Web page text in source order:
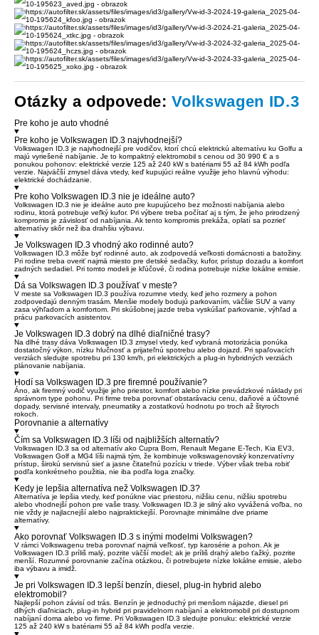
Otázky a odpovede:Volkswagen ID.3
Pre koho je auto vhodné
Pre koho je Volkswagen ID.3 najvhodnejší?
Volkswagen ID.3 je najvhodnejší pre vodičov, ktorí chcú elektrickú alternatívu ku Golfu a
majú vyriešené nabíjanie. Je to kompaktný elektromobil s cenou od 30 990 € a s
ponukou pohonov: elektrické verzie 125 až 240 kW s batériami 55 až 84 kWh podľa
verzie. Najväčší zmysel dáva vtedy, keď kupujúci reálne využije jeho hlavnú výhodu:
elektrické dochádzanie.
Pre koho Volkswagen ID.3 nie je ideálne auto?
Volkswagen ID.3 nie je ideálne auto pre kupujúceho bez možnosti nabíjania alebo
rodinu, ktorá potrebuje veľký kufor. Pri výbere treba počítať aj s tým, že jeho prirodzený
kompromis je závislosť od nabíjania. Ak tento kompromis prekáža, oplatí sa pozrieť
alternatívy skôr než iba drahšiu výbavu.
Je Volkswagen ID.3 vhodný ako rodinné auto?
Volkswagen ID.3 môže byť rodinné auto, ak zodpovedá veľkosti domácnosti a batožiny.
Pri rodine treba overiť najmä miesto pre detské sedačky, kufor, prístup dozadu a komfort
zadných sedadiel. Pri tomto modeli je kľúčové, či rodina potrebuje nízke lokálne emisie.
Dá sa Volkswagen ID.3 používať v meste?
V meste sa Volkswagen ID.3 používa rozumne vtedy, keď jeho rozmery a pohon
zodpovedajú denným trasám. Menšie modely bodujú parkovaním, väčšie SUV a vany
zasa výhľadom a komfortom. Pri skúšobnej jazde treba vyskúšať parkovanie, výhľad a
prácu parkovacích asistentov.
Je Volkswagen ID.3 dobrý na dlhé diaľničné trasy?
Na dlhé trasy dáva Volkswagen ID.3 zmysel vtedy, keď vybraná motorizácia ponúka
dostatočný výkon, nízku hlučnosť a prijateľnú spotrebu alebo dojazd. Pri spaľovacích
verziách sledujte spotrebu pri 130 km/h, pri elektrických a plug-in hybridných verziách
plánovanie nabíjania.
Hodí sa Volkswagen ID.3 pre firemné používanie?
Áno, ak firemný vodič využije jeho priestor, komfort alebo nízke prevádzkové náklady pri
správnom type pohonu. Pri firme treba porovnať obstarávaciu cenu, daňové a účtovné
dopady, servisné intervaly, pneumatiky a zostatkovú hodnotu po troch až štyroch
rokoch.
Porovnanie a alternatívy
Čím sa Volkswagen ID.3 líši od najbližších alternatív?
Volkswagen ID.3 sa od alternatív ako Cupra Born, Renault Megane E-Tech, Kia EV3,
Volkswagen Golf a MG4 líši najmä tým, že kombinuje volkswagenovský konzervatívny
prístup, širokú servisnú sieť a jasne čitateľnú pozíciu v triede. Výber však treba robiť
podľa konkrétneho použitia, nie iba podľa loga značky.
Kedy je lepšia alternatíva než Volkswagen ID.3?
Alternatíva je lepšia vtedy, keď ponúkne viac priestoru, nižšiu cenu, nižšiu spotrebu
alebo vhodnejší pohon pre vaše trasy. Volkswagen ID.3 je silný ako vyvážená voľba, no
nie vždy je najlacnejší alebo najpraktickejší. Porovnajte minimálne dve priame
alternatívy.
Ako porovnať Volkswagen ID.3 s inými modelmi Volkswagen?
V rámci Volkswagenu treba porovnať najmä veľkosť, typ karosérie a pohon. Ak je
Volkswagen ID.3 príliš malý, pozrite väčší model; ak je príliš drahý alebo ťažký, pozrite
menší. Rozumné porovnanie začína otázkou, či potrebujete nízke lokálne emisie, alebo
iba výbavu a imidž.
Je pri Volkswagen ID.3 lepší benzín, diesel, plug-in hybrid alebo
elektromobil?
Najlepší pohon závisí od trás. Benzín je jednoduchý pri menšom nájazde, diesel pri
dlhých diaľniciach, plug-in hybrid pri pravidelnom nabíjaní a elektromobil pri dostupnom
nabíjaní doma alebo vo firme. Pri Volkswagen ID.3 sledujte ponuku: elektrické verzie
125 až 240 kW s batériami 55 až 84 kWh podľa verzie.